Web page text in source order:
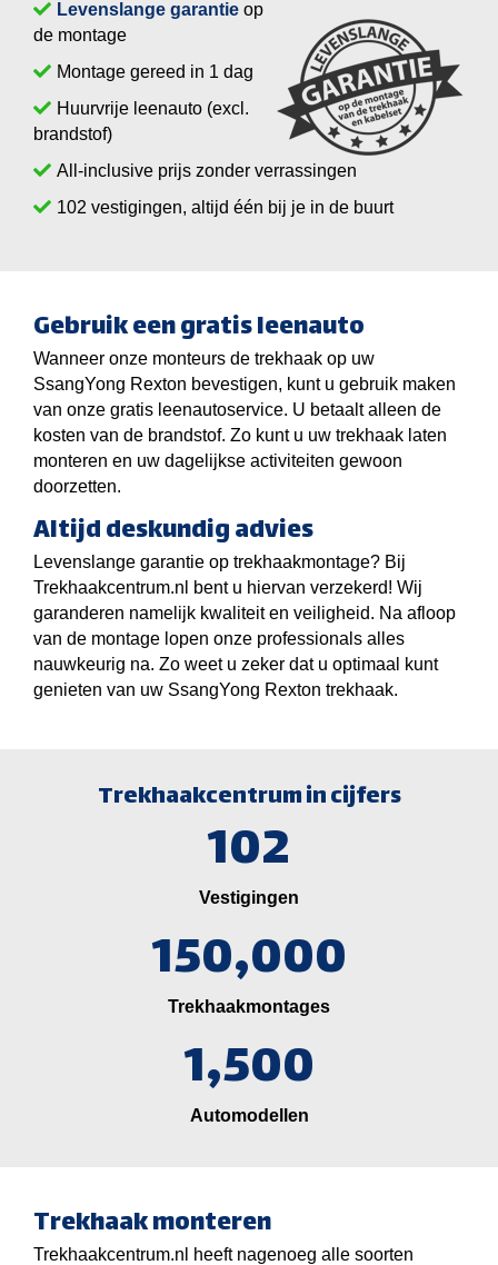
Levenslange garantie op
de montage
Montage gereed in 1 dag
Huurvrije leenauto (excl.
brandstof)
All-inclusive prijs zonder verrassingen
vestigingen, altijd één bij je in de buurt
Gebruik een gratis leenauto
Wanneer onze monteurs de trekhaak op uw
SsangYong Rexton bevestigen, kunt u gebruik maken
van onze gratis leenautoservice. U betaalt alleen de
kosten van de brandstof. Zo kunt u uw trekhaak laten
monteren en uw dagelijkse activiteiten gewoon
doorzetten.
Altijd deskundig advies
Levenslange garantie op trekhaakmontage? Bij
Trekhaakcentrum.nl bent u hiervan verzekerd! Wij
garanderen namelijk kwaliteit en veiligheid. Na afloop
van de montage lopen onze professionals alles
nauwkeurig na. Zo weet u zeker dat u optimaal kunt
genieten van uw SsangYong Rexton trekhaak.
Trekhaakcentrum in cijfers
102
Vestigingen
150,000
Trekhaakmontages
1,500
Automodellen
Trekhaak monteren
Trekhaakcentrum.nl heeft nagenoeg alle soorten